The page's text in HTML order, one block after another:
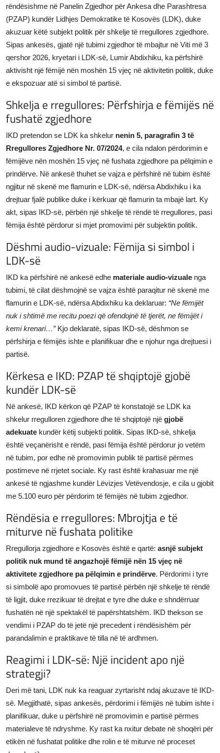
rëndësishme në Panelin Zgjedhor për Ankesa dhe Parashtresa
(PZAP) kundër Lidhjes Demokratike të Kosovës (LDK), duke
akuzuar këtë subjekt politik për shkelje të rregullores zgjedhore.
Sipas ankesës, gjatë një tubimi zgjedhor të mbajtur në Viti më 3
qershor 2026, kryetari i LDK-së, Lumir Abdixhiku, ka përfshirë
aktivisht një fëmijë nën moshën 15 vjeç në aktivitetin politik, duke
e ekspozuar atë si simbol të partisë.
Shkelja e rregullores: Përfshirja e fëmijës në
fushatë zgjedhore
IKD pretendon se LDK ka shkelur nenin 5, paragrafin 3 të
Rregullores Zgjedhore Nr. 07/2024, e cila ndalon përdorimin e
fëmijëve nën moshën 15 vjeç në fushata zgjedhore pa pëlqimin e
prindërve. Në ankesë thuhet se vajza e përfshirë në tubim është
ngjitur në skenë me flamurin e LDK-së, ndërsa Abdixhiku i ka
drejtuar fjalë publike duke i kërkuar që flamurin ta mbajë lart. Ky
akt, sipas IKD-së, përbën një shkelje të rëndë të rregullores, pasi
fëmija është përdorur si mjet promovimi për subjektin politik.
Dëshmi audio-vizuale: Fëmija si simbol i
LDK-së
IKD ka përfshirë në ankesë edhe materiale audio-vizuale nga
tubimi, të cilat dëshmojnë se vajza është paraqitur në skenë me
flamurin e LDK-së, ndërsa Abdixhiku ka deklaruar: “Ne fëmijët
nuk i shtimë me recitu poezi që ofendojnë të tjerët, ne fëmijët i
kemi krenari…”Kjo deklaratë, sipas IKD-së, dëshmon se
përfshirja e fëmijës ishte e planifikuar dhe e njohur nga drejtuesi i
partisë.
Kërkesa e IKD: PZAP të shqiptojë gjobë
kundër LDK-së
Në ankesë, IKD kërkon që PZAP të konstatojë se LDK ka
shkelur rregulloren zgjedhore dhe të shqiptojë një gjobë
adekuate kundër këtij subjekti politik. Sipas IKD-së, shkelja
është veçanërisht e rëndë, pasi fëmija është përdorur jo vetëm
në tubim, por edhe në promovimin publik të partisë përmes
postimeve në rrjetet sociale. Ky rast është krahasuar me një
ankesë të ngjashme kundër Lëvizjes Vetëvendosje, e cila u gjobit
me 5.100 euro për përdorim të fëmijës në tubim zgjedhor.
Rëndësia e rregullores: Mbrojtja e të
miturve në fushata politike
Rregullorja zgjedhore e Kosovës është e qartë: asnjë subjekt
politik nuk mund të angazhojë fëmijë nën 15 vjeç në
aktivitete zgjedhore pa pëlqimin e prindërve. Përdorimi i tyre
si simbolë apo promovues të partisë përbën një shkelje të rëndë
të ligjit, duke rrezikuar të drejtat e tyre dhe duke e shndërruar
fushatën në një spektakël të papërshtatshëm. IKD thekson se
vendimi i PZAP do të jetë një precedent i rëndësishëm për
parandalimin e praktikave të tilla në të ardhmen.
Reagimi i LDK-së: Një incident apo një
strategji?
Deri më tani, LDK nuk ka reaguar zyrtarisht ndaj akuzave të IKD-
së. Megjithatë, sipas ankesës, përdorimi i fëmijës në tubim ishte i
planifikuar, duke u përfshirë në promovimin e partisë përmes
materialeve të ndryshme. Ky rast ka nxitur debate në shoqëri për
etikën në fushatat politike dhe rolin e të miturve në proceset